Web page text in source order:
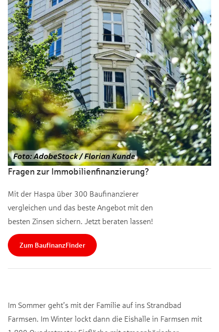
Fragen zur Immobilienfinanzierung?
Mit der Haspa über 300 Baufinanzierer
vergleichen und das beste Angebot mit den
besten Zinsen sichern. Jetzt beraten lassen!
Zum BaufinanzFinder
Im Sommer geht’s mit der Familie auf ins Strandbad
Farmsen. Im Winter lockt dann die Eishalle in Farmsen mit